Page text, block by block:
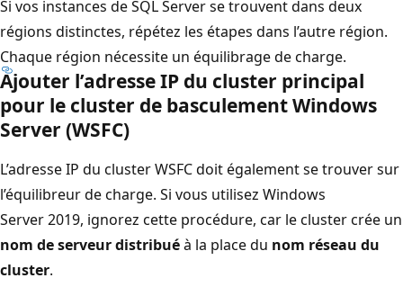
Si vos instances de SQL Server se trouvent dans deux
régions distinctes, répétez les étapes dans l’autre région.
Chaque région nécessite un équilibrage de charge.
Ajouter l’adresse IP du cluster principal
pour le cluster de basculement Windows
Server (WSFC)
L’adresse IP du cluster WSFC doit également se trouver sur
l’équilibreur de charge. Si vous utilisez Windows
Server 2019, ignorez cette procédure, car le cluster crée un
nom de serveur distribuéà la place du nom réseau du
cluster.